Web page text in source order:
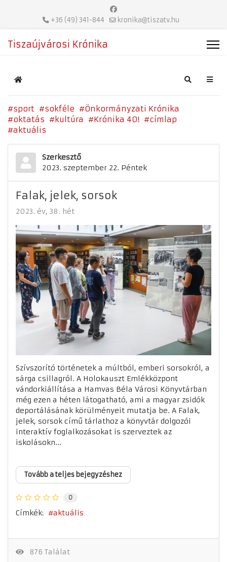
+36 (49) 341-844 kronika@tiszatv.hu
Tiszaújvárosi Krónika
Home Search
sport sokféle
Önkormányzati Krónika
oktatás
kultúra Krónika 40!
címlap
aktuális
Szerkesztő
2023. szeptember 22. Péntek
Falak, jelek, sorsok
2023. év 38. hét
Szívszorító történetek a múltból, emberi sorsokról, a
sárga csillagról. A Holokauszt Emlékközpont
vándorkiállítása a Hamvas Béla Városi Könyvtárban
még ezen a héten látogatható, ami a magyar zsidók
deportálásának körülményeit mutatja be. A Falak,
jelek, sorsok című tárlathoz a könyvtár dolgozói
interaktív foglalkozásokat is szerveztek az
iskolásokn...
Tovább a teljes bejegyzéshez
0
Címkék: aktuális
876 Találat